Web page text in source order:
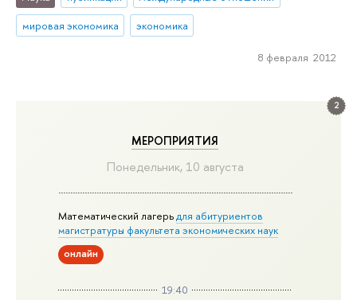
2
МЕРОПРИЯТИЯ
Понедельник, 10 августа
Математический лагерьдля абитуриентов
магистратуры факультета экономических наук
онлайн
19:40
мировая экономика
экономика
8 февраля 2012